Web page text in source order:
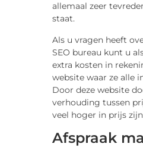
allemaal zeer
staat.
Als u vragen heeft
SEO bureau kunt u
extra kosten in
website waar ze alle
Door deze website
verhouding tussen
veel hoger in prijs
Afspraak